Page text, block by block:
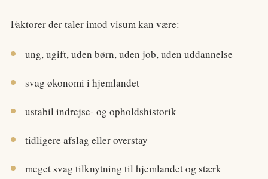
Faktorer der taler imod visum kan være:
ung, ugift, uden børn, uden job, uden uddannelse
svag økonomi i hjemlandet
ustabil indrejse- og opholdshistorik
tidligere afslag eller overstay
meget svag tilknytning til hjemlandet og stærk